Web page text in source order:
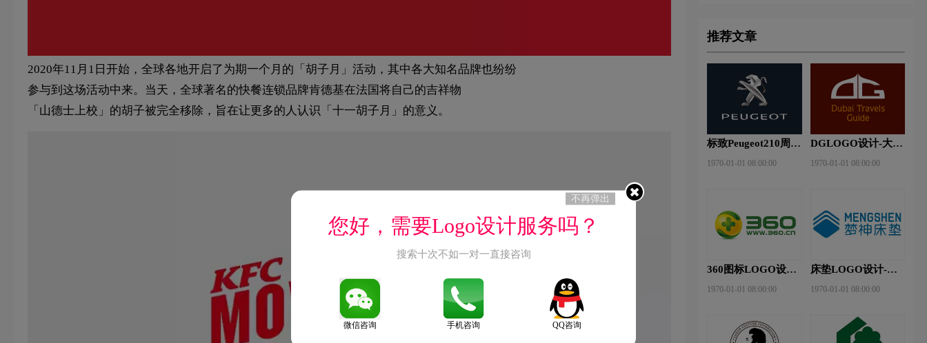
2020年11月1日开始，全球各地开启了为期一个月的「胡子月」活动，其中各大知名品牌也纷纷
参与到这场活动中来。当天，全球著名的快餐连锁品牌肯德基在法国将自己的吉祥物
「山德士上校」的胡子被完全移除，旨在让更多的人认识「十一胡子月」的意义。
推荐文章
标致Peugeot210周年
1970-01-01 08:00:00
DGLOGO设计-大观
1970-01-01 08:00:00
360图标LOGO设计-
logo设计
1970-01-01 08:00:00
床垫LOGO设计-梦
1970-01-01 08:00:00
不再弹出
您好，需要Logo设计服务吗？
搜索十次不如一对一直接咨询
微信咨询 手机咨询 QQ咨询